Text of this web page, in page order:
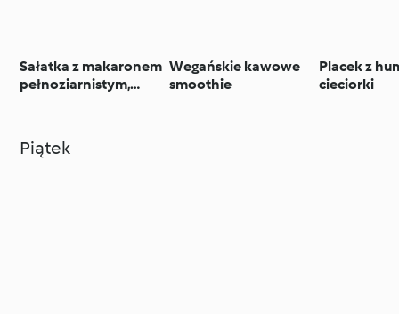
Sałatka z makaronem
pełnoziarnistym,
Wegańskie kawowe
smoothie
Placek z
cieciorki
Piątek